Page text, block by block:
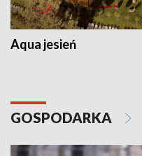
Aqua jesień
GOSPODARKA